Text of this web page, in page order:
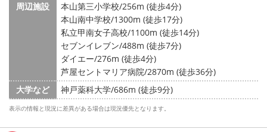
周辺施設
本山第三小学校/256m (徒歩4分)
本山南中学校/1300m (徒歩17分)
私立甲南女子高校/1100m (徒歩14分)
セブンイレブン/488m (徒歩7分)
ダイエー/276m (徒歩4分)
芦屋セントマリア病院/2870m (徒歩36分)
大学など
神戸薬科大学/686m (徒歩9分)
表示の情報と現況に差異がある場合は現況優先となります。